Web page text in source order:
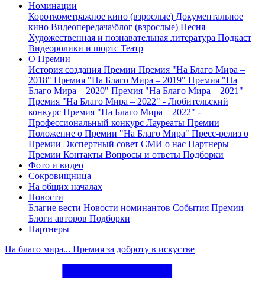
Номинации
Короткометражное кино (взрослые) Документальное
кино Видеопередача\блог (взрослые) Песня
Художественная и познавательная литература Подкаст
Видеоролики и шортс Театр
О Премии
История создания Премии Премия "На Благо Мира –
2018" Премия "На Благо Мира – 2019" Премия "На
Благо Мира – 2020" Премия "На Благо Мира – 2021"
Премия "На Благо Мира – 2022" - Любительский
конкурс Премия "На Благо Мира – 2022" -
Профессиональный конкурс Лауреаты Премии
Положение о Премии "На Благо Мира" Пресс-релиз о
Премии Экспертный совет СМИ о нас Партнеры
Премии Контакты Вопросы и ответы Подборки
Фото и видео
Сокровищница
На общих началах
Новости
Благие вести Новости номинантов События Премии
Блоги авторов Подборки
Партнеры
На благо мира... Премия за доброту в искустве